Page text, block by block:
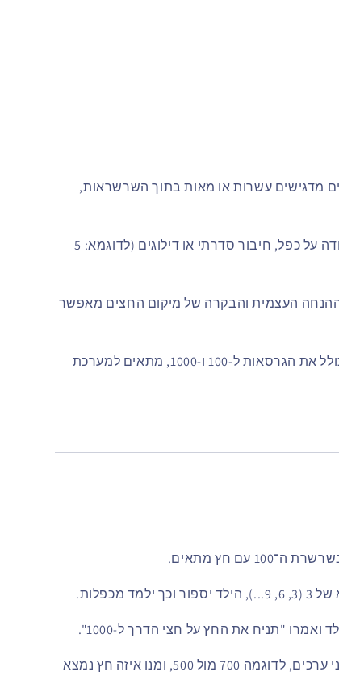
מדגישים עשרות או מאות בתוך השרשראות,
: תומכים בעבודה על כפל, חיבור סדרתי או דילוגים (לדוגמא: 5
העצמית והבקרה של מיקום החצים מאפשר
: כולל את הגרסאות ל‑100 ו‑1000, מתאים למערכת
מכפלות.
ואמרו "תניח את החץ על חצי הדרך ל‑1000".
– השוו שני ערכים, לדוגמה 700 מול 500, ומנו איזה חץ נמצא